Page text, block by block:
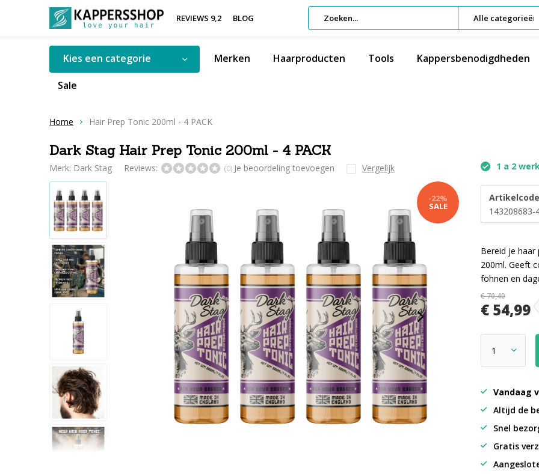
REVIEWS 9,2 BLOG Alle categorieën
Kies een categorie Merken Haarproducten Tools Kappersbenodigdheden
Sale
Home Hair Prep Tonic 200ml - 4 PACK
Dark Stag Hair Prep Tonic 200ml - 4 PACK
Merk: Dark Stag Reviews: (0) Je beoordeling toevoegen Vergelijk
-22%
SALE
1 a 2
143208683-
Bereid je
200ml. Geeft
föhnen en
€ 70,40
€ 54,99
Vandaag
Altijd de
Snel
Gratis